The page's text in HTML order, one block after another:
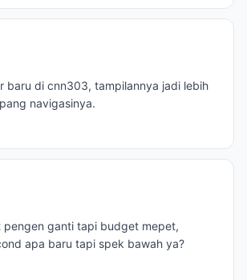
baru di cnn303, tampilannya jadi lebih
navigasinya.
pengen ganti tapi budget mepet,
apa baru tapi spek bawah ya?